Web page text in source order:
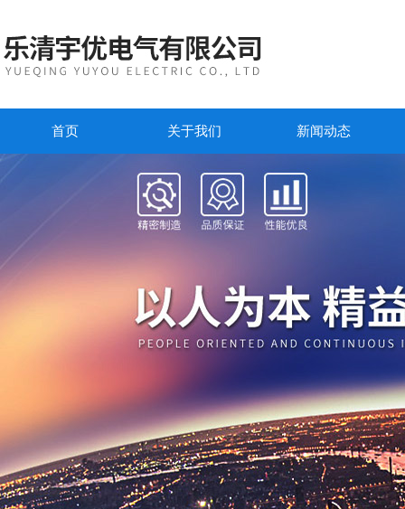
首页 关于我们 新闻动态